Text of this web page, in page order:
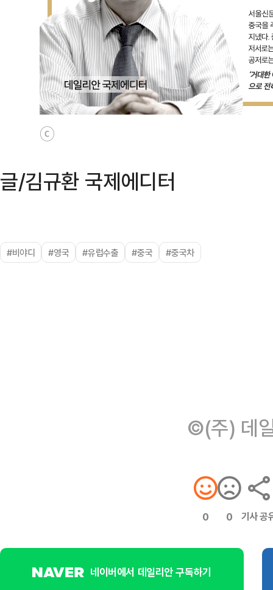
ⓒ
글/김규환 국제에디터
#비야디 #영국 #유럽수출 #중국 #중국차
©(주) 데
0 0 기사 공
네이버에서 데일리안 구독하기